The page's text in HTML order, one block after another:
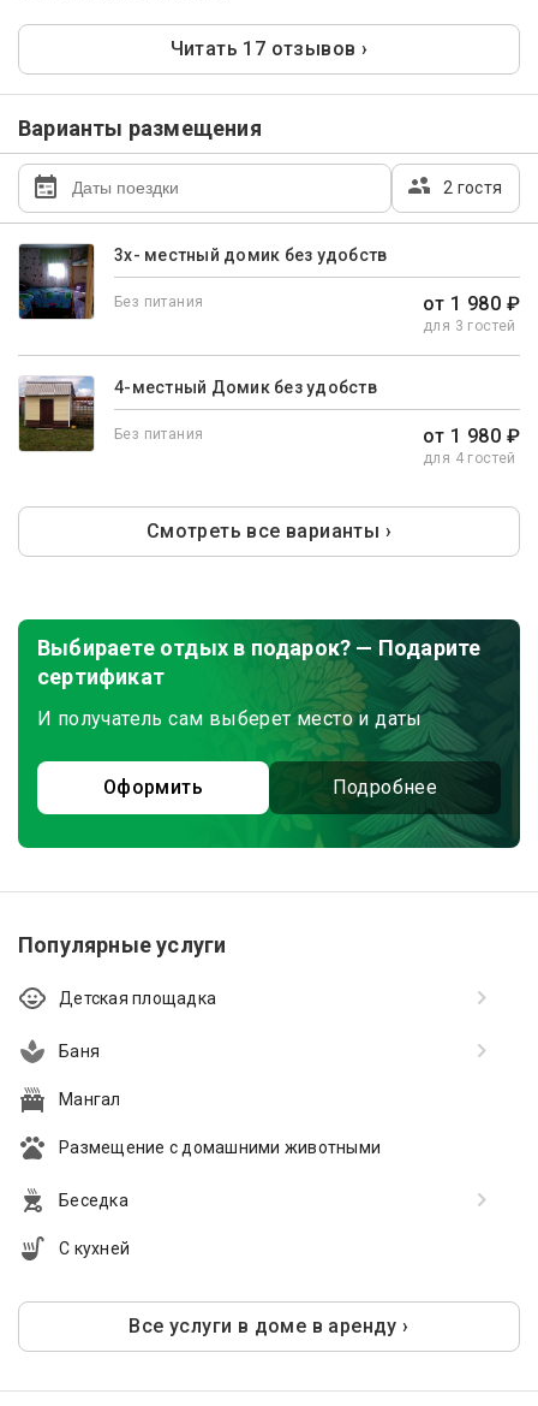
Читать 17 отзывов ›
Варианты размещения
2 гостя
3х- местный домик без удобств
Без питания от 1 980 ₽
для 3 гостей
4-местный Домик без удобств
Без питания от 1 980 ₽
для 4 гостей
Смотреть все варианты ›
Выбираете отдых в подарок? — Подарите
сертификат
И получатель сам выберет место и даты
Оформить Подробнее
Популярные услуги
Детская площадка
Баня
Мангал
Размещение с домашними животными
Беседка
С кухней
Все услуги в доме в аренду ›